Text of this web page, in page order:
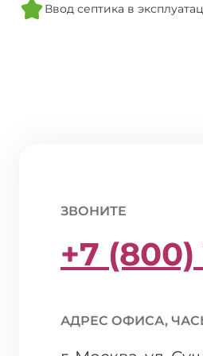
Ввод септика в
ЗВОНИТЕ
+7
АДРЕС ОФИСА,